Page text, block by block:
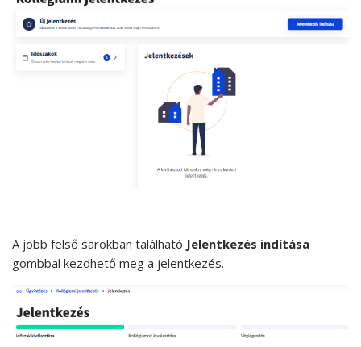
A jobb felső sarokban található Jelentkezés indítása
gombbal kezdhető meg a jelentkezés.